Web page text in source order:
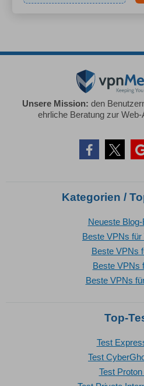
Unsere Mission: den
ehrliche Beratung zur
Kategorien /
Neueste
Beste VPNs für
Beste VPNs
Beste VPNs
Beste VPNs
Top-
Test
Test
Test